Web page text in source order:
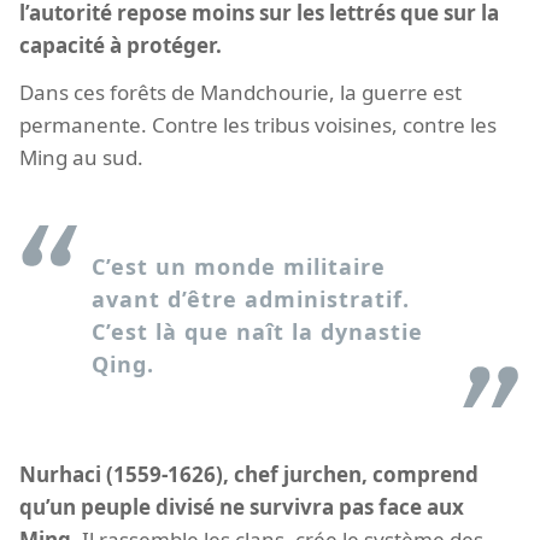
l’autorité repose moins sur les lettrés que sur la
capacité à protéger.
Dans ces forêts de Mandchourie, la guerre est
permanente. Contre les tribus voisines, contre les
Ming au sud.
C’est un monde militaire
avant d’être administratif.
C’est là que naît la dynastie
Qing.
Nurhaci (1559-1626), chef jurchen, comprend
qu’un peuple divisé ne survivra pas face aux